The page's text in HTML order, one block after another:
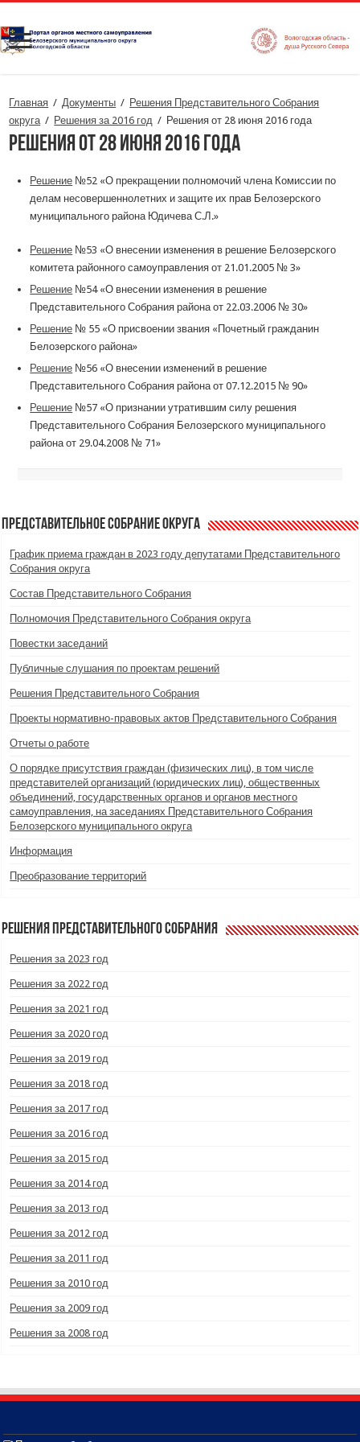
Главная / Документы / Решения Представительного Собрания
округа / Решения за 2016 год / Решения от 28 июня 2016 года
Решения от 28 июня 2016 года
Решение №52 «О прекращении полномочий члена Комиссии по
делам несовершеннолетних и защите их прав Белозерского
муниципального района Юдичева С.Л.»
Решение №53 «О внесении изменения в решение Белозерского
комитета районного самоуправления от 21.01.2005 № 3»
Решение №54 «О внесении изменения в решение
Представительного Собрания района от 22.03.2006 № 30»
Решение № 55 «О присвоении звания «Почетный гражданин
Белозерского района»
Решение №56 «О внесении изменений в решение
Представительного Собрания района от 07.12.2015 № 90»
Решение №57 «О признании утратившим силу решения
Представительного Собрания Белозерского муниципального
района от 29.04.2008 № 71»
Представительное Собрание округа
График приема граждан в 2023 году депутатами Представительного
Собрания округа
Состав Представительного Собрания
Полномочия Представительного Собрания округа
Повестки заседаний
Публичные слушания по проектам решений
Решения Представительного Собрания
Проекты нормативно-правовых актов Представительного Собрания
Отчеты о работе
О порядке присутствия граждан (физических лиц), в том числе
представителей организаций (юридических лиц), общественных
объединений, государственных органов и органов местного
самоуправления, на заседаниях Представительного Собрания
Белозерского муниципального округа
Информация
Преобразование территорий
Решения Представительного Собрания
Решения за 2023 год
Решения за 2022 год
Решения за 2021 год
Решения за 2020 год
Решения за 2019 год
Решения за 2018 год
Решения за 2017 год
Решения за 2016 год
Решения за 2015 год
Решения за 2014 год
Решения за 2013 год
Решения за 2012 год
Решения за 2011 год
Решения за 2010 год
Решения за 2009 год
Решения за 2008 год